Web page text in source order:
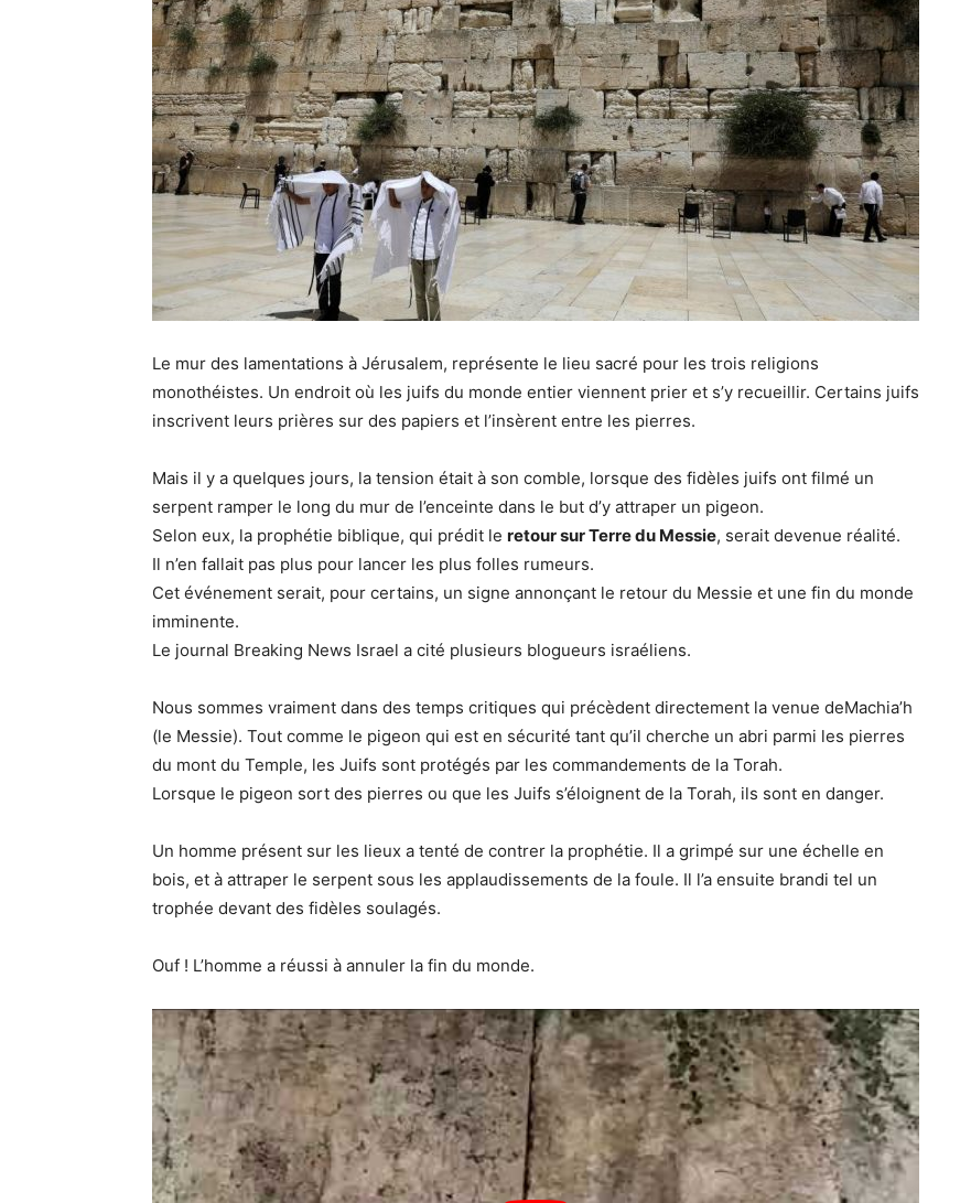
Le mur des lamentations à Jérusalem, représente le lieu sacré pour les trois religions
monothéistes. Un endroit où les juifs du monde entier viennent prier et s’y recueillir. Certains juifs
inscrivent leurs prières sur des papiers et l’insèrent entre les pierres.
Mais il y a quelques jours, la tension était à son comble, lorsque des fidèles juifs ont filmé un
serpent ramper le long du mur de l’enceinte dans le but d’y attraper un pigeon.
Selon eux, la prophétie biblique, qui prédit le retour sur Terre du Messie, serait devenue réalité.
Il n’en fallait pas plus pour lancer les plus folles rumeurs.
Cet événement serait, pour certains, un signe annonçant le retour du Messie et une fin du monde
imminente.
Le journal Breaking News Israel a cité plusieurs blogueurs israéliens.
Nous sommes vraiment dans des temps critiques qui précèdent directement la venue deMachia’h
(le Messie). Tout comme le pigeon qui est en sécurité tant qu’il cherche un abri parmi les pierres
du mont du Temple, les Juifs sont protégés par les commandements de la Torah.
Lorsque le pigeon sort des pierres ou que les Juifs s’éloignent de la Torah, ils sont en danger.
Un homme présent sur les lieux a tenté de contrer la prophétie. Il a grimpé sur une échelle en
bois, et à attraper le serpent sous les applaudissements de la foule. Il l’a ensuite brandi tel un
trophée devant des fidèles soulagés.
Ouf ! L’homme a réussi à annuler la fin du monde.